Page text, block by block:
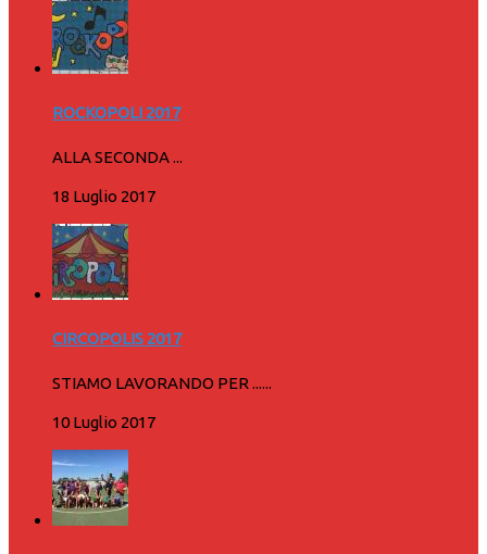
ROCKOPOLI 2017
ALLA SECONDA ...
18 Luglio 2017
CIRCOPOLIS 2017
STIAMO LAVORANDO PER ......
10 Luglio 2017